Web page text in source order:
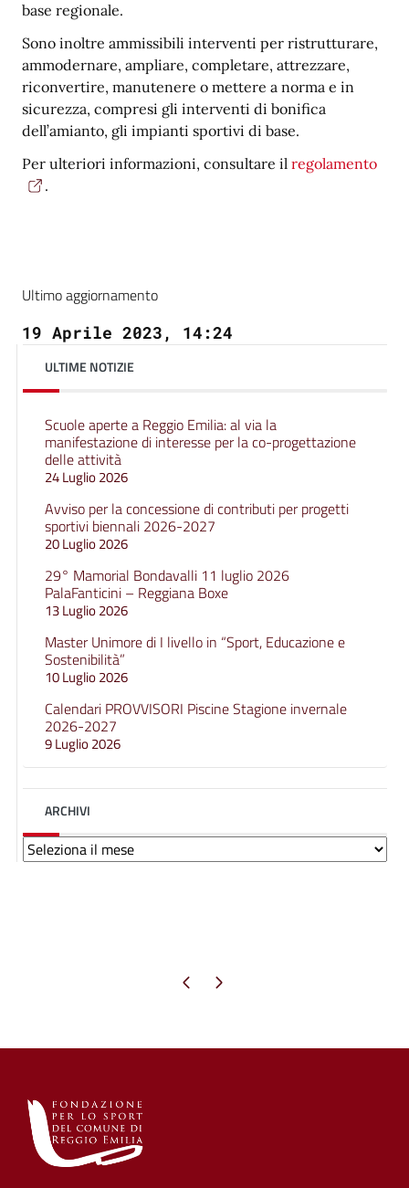
base regionale.
Sono inoltre ammissibili interventi per ristrutturare,
ammodernare, ampliare, completare, attrezzare,
riconvertire, manutenere o mettere a norma e in
sicurezza, compresi gli interventi di bonifica
dell’amianto, gli impianti sportivi di base.
Per ulteriori informazioni, consultare il regolamento
.
Ultimo aggiornamento
19 Aprile 2023, 14:24
ULTIME NOTIZIE
Scuole aperte a Reggio Emilia: al via la
manifestazione di interesse per la co-progettazione
delle attività
24 Luglio 2026
Avviso per la concessione di contributi per progetti
sportivi biennali 2026-2027
20 Luglio 2026
29° Mamorial Bondavalli 11 luglio 2026
PalaFanticini – Reggiana Boxe
13 Luglio 2026
Master Unimore di I livello in “Sport, Educazione e
Sostenibilità”
10 Luglio 2026
Calendari PROVVISORI Piscine Stagione invernale
2026-2027
9 Luglio 2026
ARCHIVI
Archivi
Pagina precedente
Pagina successiva